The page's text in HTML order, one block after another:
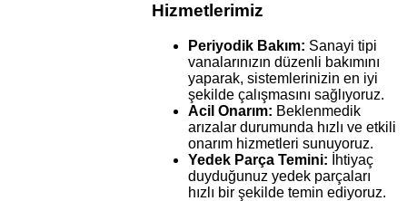
Hizmetlerimiz
Periyodik Bakım: Sanayi tipi
vanalarınızın düzenli bakımını
yaparak, sistemlerinizin en iyi
şekilde çalışmasını sağlıyoruz.
Acil Onarım: Beklenmedik
arızalar durumunda hızlı ve etkili
onarım hizmetleri sunuyoruz.
Yedek Parça Temini: İhtiyaç
duyduğunuz yedek parçaları
hızlı bir şekilde temin ediyoruz.